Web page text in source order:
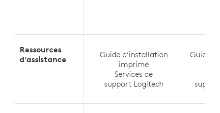
Ressources
d’assistance
Guide d’installation
imprimé
Services de
support Logitech
Guide